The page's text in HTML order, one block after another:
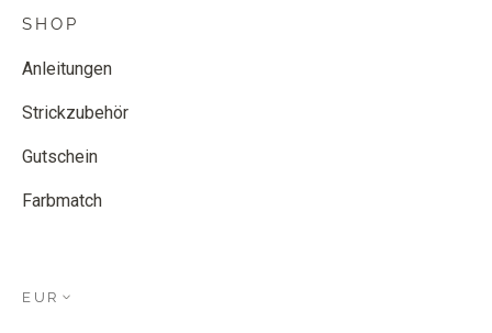
SHOP
Anleitungen
Strickzubehör
Gutschein
Farbmatch
EUR